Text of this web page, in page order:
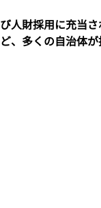
人財採用に充当
、多くの自治体